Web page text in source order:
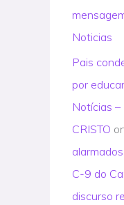
Noticias
Pais
por
Notícias –
CRISTO
C-9 do
discurso